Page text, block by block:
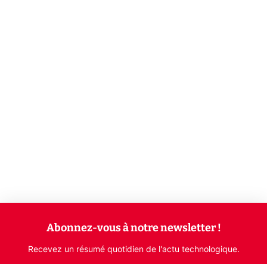
Abonnez-vous à notre newsletter !
Recevez un résumé quotidien de l'actu technologique.